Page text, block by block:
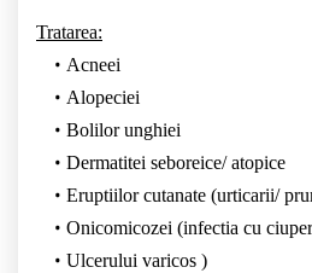
Tratarea:
Acneei
Alopeciei
Bolilor unghiei
Dermatitei seboreice/ atopice
Eruptiilor cutanate (urticarii/
Onicomicozei (infectia cu
Ulcerului varicos )